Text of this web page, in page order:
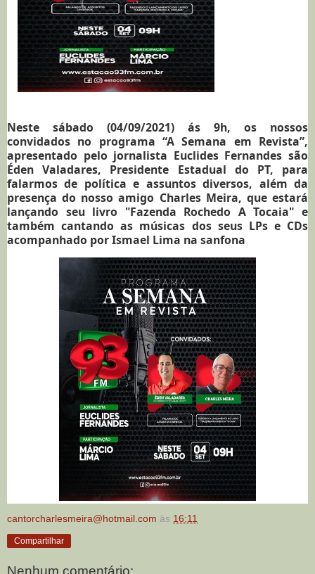
Neste sábado (04/09/2021) ás 9h, os nossos
convidados no programa “A Semana em Revista”,
apresentado pelo jornalista Euclides Fernandes são
Éden Valadares, Presidente Estadual do PT, para
falarmos de política e assuntos diversos, além da
presença do nosso amigo Charles Meira, que estará
lançando seu livro "Fazenda Rochedo A Tocaia" e
também cantando as músicas dos seus LPs e CDs
acompanhado por Ismael Lima na sanfona
cantorcharlesmeira@hotmail.com às 16:11
Compartilhar
Nenhum comentário: